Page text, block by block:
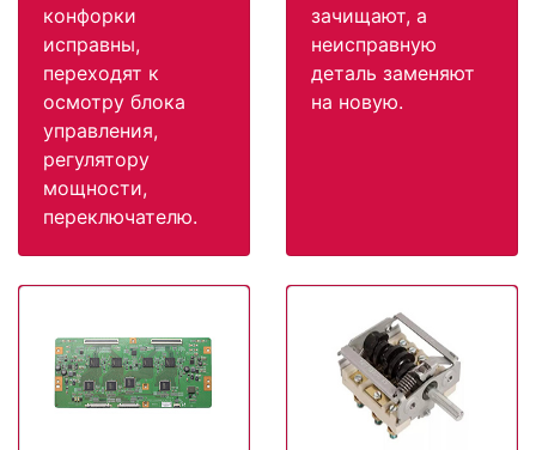
конфорки
исправны,
переходят к
осмотру блока
управления,
регулятору
мощности,
переключателю.
зачищают, а
неисправную
деталь заменяют
на новую.